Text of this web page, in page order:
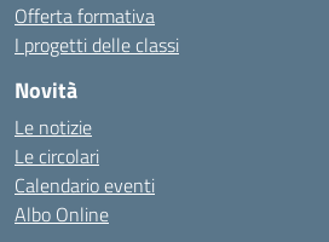
Offerta formativa
I progetti delle classi
Novità
Le notizie
Le circolari
Calendario eventi
Albo Online